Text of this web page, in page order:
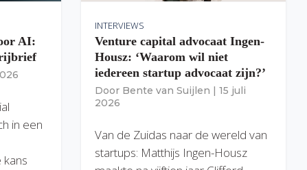
AI:
in een
INTERVIEWS
Venture capital advocaat Ingen-
Housz: ‘Waarom wil niet
iedereen startup advocaat zijn?’
Door Bente van Suijlen | 15 juli
2026
Van de Zuidas naar de wereld van
startups: Matthijs Ingen-Housz